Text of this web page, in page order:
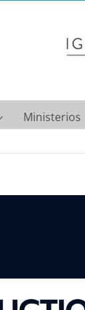
Ministerios